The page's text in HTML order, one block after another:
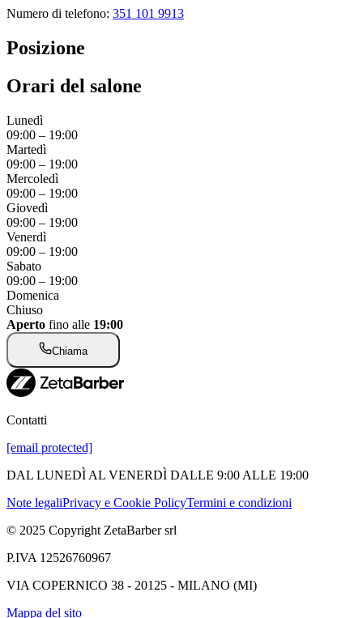
Numero di telefono: 351 101 9913
Posizione
Orari del salone
Lunedì
09:00 – 19:00
Martedì
09:00 – 19:00
Mercoledì
09:00 – 19:00
Giovedì
09:00 – 19:00
Venerdì
09:00 – 19:00
Sabato
09:00 – 19:00
Domenica
Chiuso
Aperto fino alle 19:00
Chiama
Contatti
[email protected]
DAL LUNEDÌ AL VENERDÌ DALLE 9:00 ALLE 19:00
Note legaliPrivacy e Cookie PolicyTermini e condizioni
© 2025 Copyright ZetaBarber srl
P.IVA 12526760967
VIA COPERNICO 38 - 20125 - MILANO (MI)
Mappa del sito